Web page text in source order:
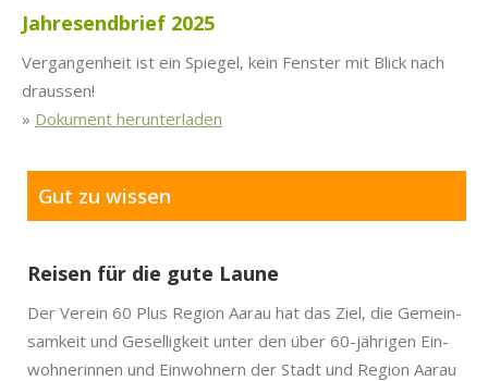
Jahresendbrief 2025
Ver­gan­gen­heit ist ein Spiegel, kein Fen­ster mit Blick nach
draussen!
» Doku­ment herun­ter­laden
Gut zu wissen
Reisen für die gute Laune
Der Vere­in 60 Plus Region Aarau hat das Ziel, die Gemein­
samkeit und Gesel­ligkeit unter den über 60-jähri­gen Ein­
wohner­in­nen und Ein­wohn­ern der Stadt und Region Aarau